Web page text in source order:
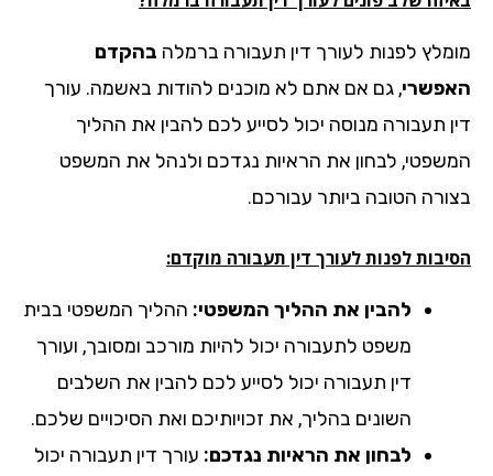
לפנות לעורך דין תעבורה ברמלהבהקדם
, גם אם אתם לא מוכנים להודות באשמה. עורך
תעבורה מנוסה יכול לסייע לכם להבין את ההליך
לבחון את הראיות נגדכם ולנהל את המשפט
הטובה ביותר עבורכם.
לפנות לעורך דין תעבורה מוקדם:
להבין את ההליך המשפטי:ההליך המשפטי בבית
משפט לתעבורה יכול להיות מורכב ומסובך, ועורך
דין תעבורה יכול לסייע לכם להבין את השלבים
השונים בהליך, את זכויותיכם ואת הסיכויים שלכם.
לבחון את הראיות נגדכם:עורך דין תעבורה יכול